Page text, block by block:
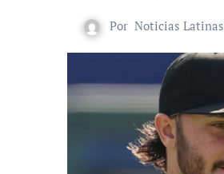
Por Noticias Latinas